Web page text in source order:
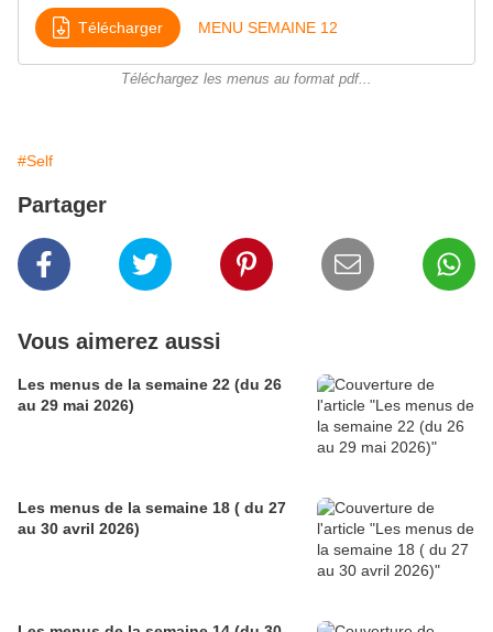
Télécharger MENU SEMAINE 12
Téléchargez les menus au format pdf...
#Self
Partager
Vous aimerez aussi
Les menus de la semaine 22 (du 26
au 29 mai 2026)
Les menus de la semaine 18 ( du 27
au 30 avril 2026)